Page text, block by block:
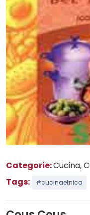
Categorie:Cucina,
Tags:
#cucinaetnica